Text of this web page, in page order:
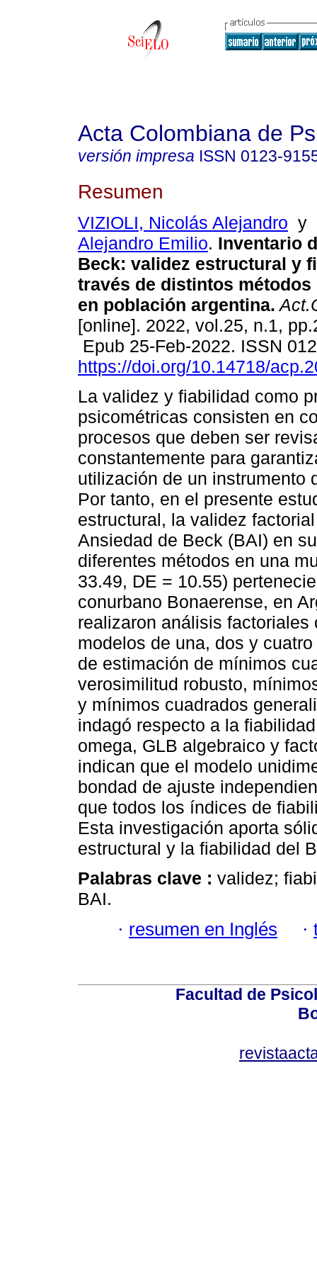
Acta Colombiana de
versión impresa ISSN 0123-
Resumen
VIZIOLI, Nicolás Alejandro y
Alejandro Emilio. Inventario
Beck: validez estructural y
través de distintos métodos
en población argentina.
[online]. 2022, vol.25, n.1,
Epub 25-Feb-2022. ISSN
https://doi.org/10.14718/
La validez y fiabilidad como
psicométricas consisten en
procesos que deben ser
constantemente para
utilización de un instrumento
Por tanto, en el presente
estructural, la validez
Ansiedad de Beck (BAI) en
diferentes métodos en una
33.49, DE = 10.55)
conurbano Bonaerense, en
realizaron análisis
modelos de una, dos y
de estimación de mínimos
verosimilitud robusto,
y mínimos cuadrados
indagó respecto a la
omega, GLB algebraico y
indican que el modelo
bondad de ajuste
que todos los índices de
Esta investigación aporta
estructural y la fiabilidad del
Palabras clave : validez;
BAI.
· resumen en Inglés ·
Facultad de